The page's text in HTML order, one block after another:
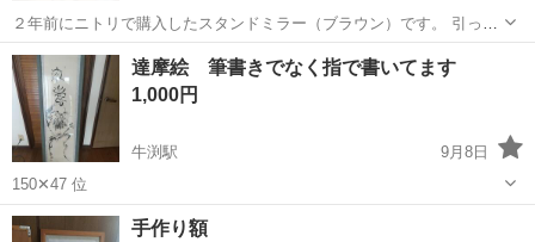
２年前にニトリで購入したスタンドミラー（ブラウン）です。 引っ越
しのため、手放します。 【サイズ】 幅27cm 奥行き40cm 高さ147cm
ノークレームノーリターンでお願いします。
愛媛 松山市 北久米駅 ミラー/鏡 ミラー
達摩絵 筆書きでなく指で書いてます
1,000円
牛渕駅
9月8日
150✕47 位
愛媛 東温市 牛渕駅
手作り額